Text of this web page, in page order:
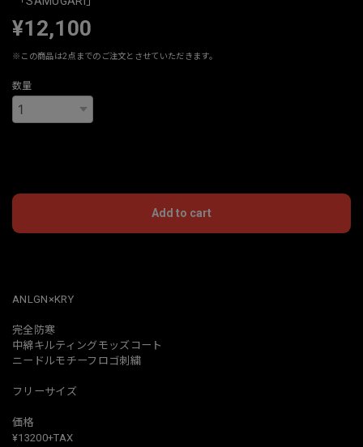
¥12,100
※この商品は2点までのご注文とさせていただきます。
数量
Add to cart
ANLGN×KRY
完全防寒
中綿キルティングモッズコート
ニードルモチーフロゴ刺繍
フリーサイズ
価格
¥13200+TAX